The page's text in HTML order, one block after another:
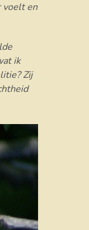
voelt en
ik
Zij